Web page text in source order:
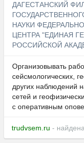
ДАГЕСТАНСКИЙ
НАУКИ
ЦЕНТРА "ЕДИНАЯ
РОССИЙСКОЙ
Организовывать
сейсмологических,
других наблюдений
сетей и
с оперативным
trudvsem.ru -